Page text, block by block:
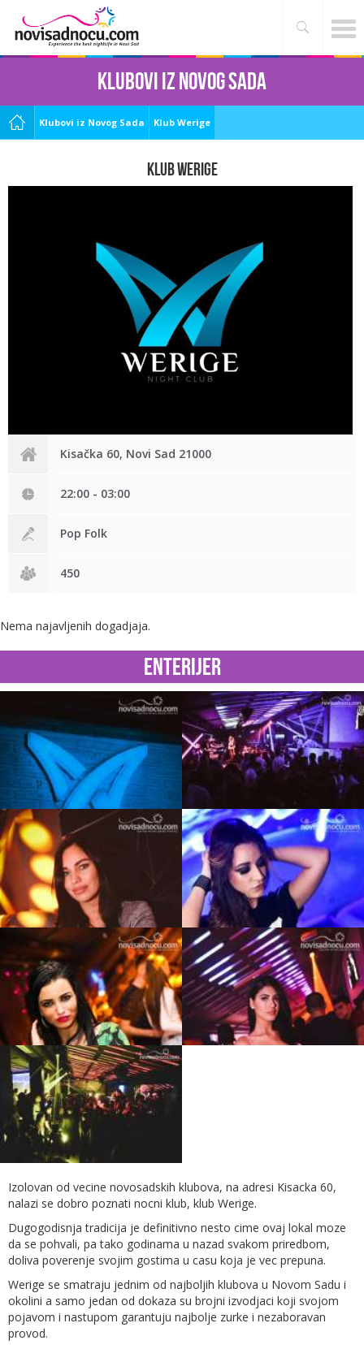
Klubovi iz Novog Sada
Klubovi iz Novog Sada Klub Werige
Klub Werige
Kisačka 60, Novi Sad 21000
22:00 - 03:00
Pop Folk
450
Nema najavljenih dogadjaja.
Enterijer
Izolovan od vecine novosadskih klubova, na adresi Kisacka 60,
nalazi se dobro poznati nocni klub, klub Werige.
Dugogodisnja tradicija je definitivno nesto cime ovaj lokal moze
da se pohvali, pa tako godinama u nazad svakom priredbom,
doliva poverenje svojim gostima u casu koja je vec prepuna.
Werige se smatraju jednim od najboljih klubova u Novom Sadu i
okolini a samo jedan od dokaza su brojni izvodjaci koji svojom
pojavom i nastupom garantuju najbolje zurke i nezaboravan
provod.